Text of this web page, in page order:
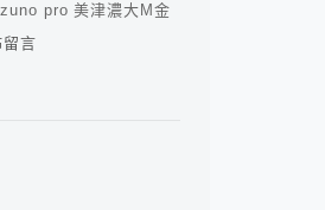
pro 美津濃大M金
留言